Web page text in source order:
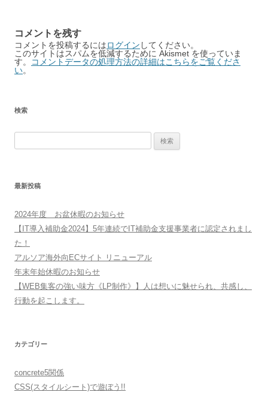
コメントを残す
コメントを投稿するにはログイン してください。
このサイトはスパムを低減するために Akismet を使っていま
す。
コメントデータの処理方法の詳細はこちらをご覧くださ
い。
検索
最新投稿
2024年度 お盆休暇のお知らせ
【IT導入補助金2024】5年連続でIT補助金支援事業者に認定されまし
た！
アルソア海外向ECサイト リニューアル
年末年始休暇のお知らせ
【WEB集客の強い味方《LP制作》】人は想いに魅せられ、共感し、
行動を起こします。
カテゴリー
concrete5関係
CSS(スタイルシート)で遊ぼう!!